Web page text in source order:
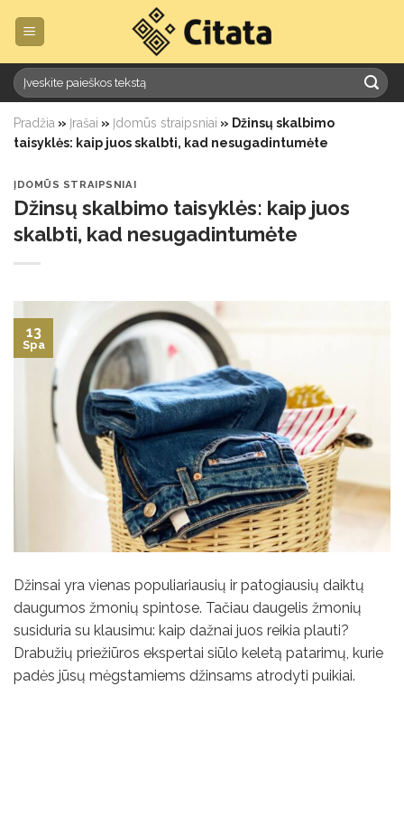
Pradžia » Įrašai » Įdomūs straipsniai » Džinsų skalbimo
taisyklės: kaip juos skalbti, kad nesugadintumėte
ĮDOMŪS STRAIPSNIAI
Džinsų skalbimo taisyklės: kaip juos
skalbti, kad nesugadintumėte
13
Spa
Džinsai yra vienas populiariausių ir patogiausių daiktų
daugumos žmonių spintose. Tačiau daugelis žmonių
susiduria su klausimu: kaip dažnai juos reikia plauti?
Drabužių priežiūros ekspertai siūlo keletą patarimų, kurie
padės jūsų mėgstamiems džinsams atrodyti puikiai.